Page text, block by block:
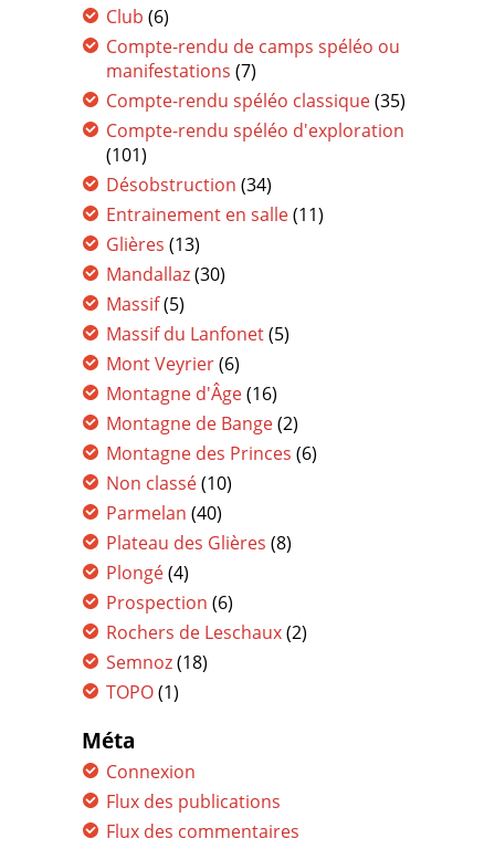
Club (6)
Compte-rendu de camps spéléo ou
manifestations (7)
Compte-rendu spéléo classique(35)
Compte-rendu spéléo d'exploration
(101)
Désobstruction (34)
Entrainement en salle(11)
Glières (13)
Mandallaz(30)
Massif(5)
Massif du Lanfonet(5)
Mont Veyrier(6)
Montagne d'Âge(16)
Montagne de Bange(2)
Montagne des Princes (6)
Non classé(10)
Parmelan (40)
Plateau des Glières (8)
Plongé(4)
Prospection (6)
Rochers de Leschaux(2)
Semnoz(18)
TOPO(1)
Méta
Connexion
Flux des publications
Flux des commentaires